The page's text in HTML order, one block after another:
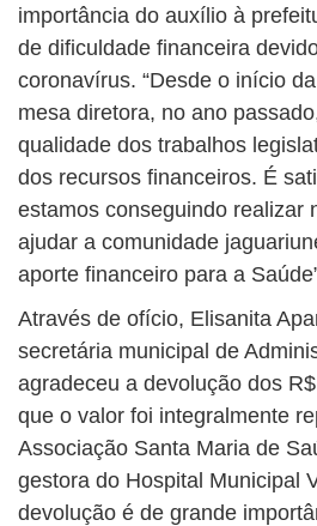
importância do auxílio à
de dificuldade financeira
coronavírus. “Desde o início
mesa diretora, no ano
qualidade dos trabalhos
dos recursos financeiros. É
estamos conseguindo realizar
ajudar a comunidade
aporte financeiro para a
Através de ofício, Elisanita
secretária municipal de
agradeceu a devolução dos
que o valor foi integralmente
Associação Santa Maria de
gestora do Hospital Municipal
devolução é de grande